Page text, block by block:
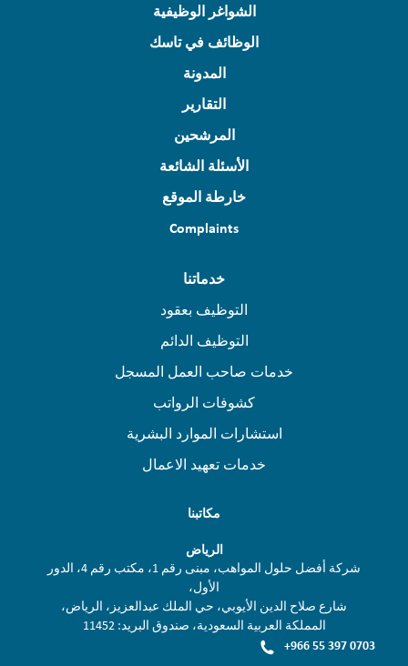
الشواغر الوظيفية
الوظائف في تاسك
المدونة
التقارير
المرشحين
الأسئلة الشائعة
خارطة الموقع
Complaints
خدماتنا
التوظيف بعقود
التوظيف الدائم
خدمات صاحب العمل المسجل
كشوفات الرواتب
استشارات الموارد البشرية
خدمات تعهيد الاعمال
مكاتبنا
الرياض
شركة أفضل حلول المواهب، مبنى رقم 1، مكتب رقم 4، الدور
الأول،
شارع صلاح الدين الأيوبي، حي الملك عبدالعزيز، الرياض،
المملكة العربية السعودية، صندوق البريد: 11452
+966 55 397 0703